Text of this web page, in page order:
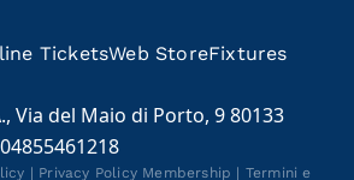
TicketsWeb StoreFixtures
Via del Maio di Porto, 9 80133
Privacy Policy Membership Termini e